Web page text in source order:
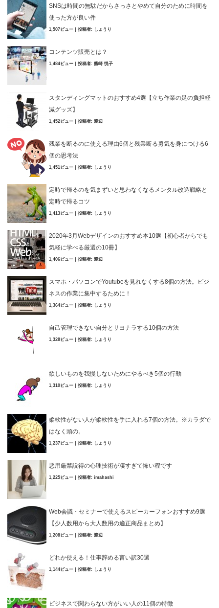
SNSは時間の無駄だからさっさとやめて自分のために時間を
使った方が良い件
1,507ビュー 投稿者: しょうり
コンテンツ販売とは？
1,484ビュー 投稿者: 熊崎 悦子
スタンディングマットのおすすめ4選【立ち作業の足の負担軽
減グッズ】
1,452ビュー 投稿者: 渡辺
残業を断るのに使える理由6個と残業断る勇気を身につける6
個の思考法
1,451ビュー 投稿者: しょうり
定時で帰るのを気まずいと思わなくなるメンタル改造戦略と
定時で帰るコツ
1,413ビュー 投稿者: しょうり
2020年3月Webデザインのおすすめ本10選【初心者からでも
気軽に学べる厳選の10冊】
1,406ビュー 投稿者: 渡辺
スマホ・パソコンでYoutubeを見れなくする8個の方法。ビジ
ネスの作業に集中するために！
1,364ビュー 投稿者: しょうり
自己管理できない自分とサヨナラする10個の方法
1,328ビュー 投稿者: しょうり
欲しいものを我慢しないためにやるべき5個の行動
1,310ビュー 投稿者: しょうり
柔軟性がない人が柔軟性を手に入れる7個の方法。※カラダで
はなく頭の。
1,237ビュー 投稿者: しょうり
悪用厳禁説得の心理技術が凄すぎて怖い程です
1,225ビュー 投稿者: imahashi
Web会議・セミナーで使えるスピーカーフォンおすすめ9選
【少人数用から大人数用の適正商品まとめ】
1,208ビュー 投稿者: 渡辺
どれか使える！仕事辞める言い訳30選
1,144ビュー 投稿者: しょうり
ビジネスで関わらない方がいい人の11個の特徴